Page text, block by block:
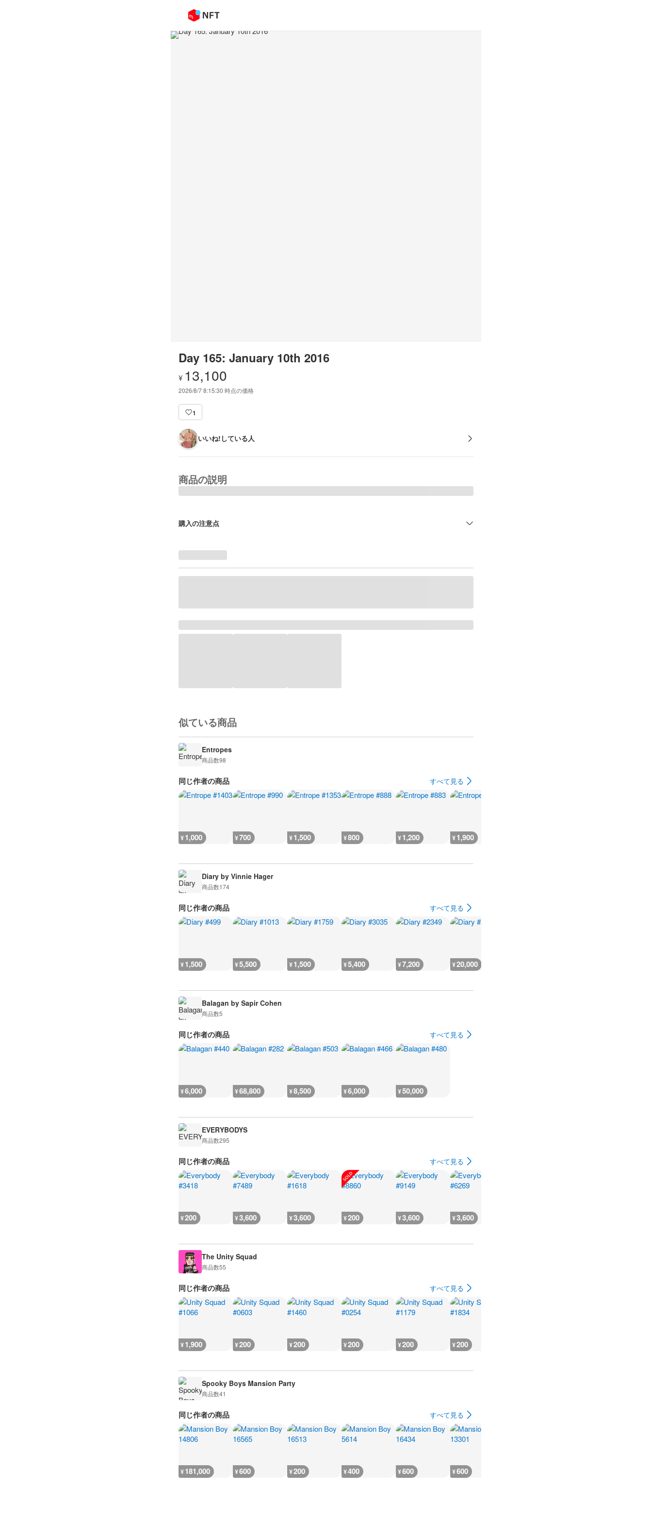
Day 165: January 10th 2016
¥ 13,100
2026/8/7 8:15:30 時点の価格
1
いいね!している人
商品の説明
購入の注意点
似ている商品
Entropes
商品数98
同じ作者の商品 すべて見る
¥1,000 ¥700 ¥1,500 ¥800 ¥1,200 ¥1,900
Diary by Vinnie Hager
商品数174
同じ作者の商品 すべて見る
¥1,500 ¥5,500 ¥1,500 ¥5,400 ¥7,200 ¥20,000
Balagan by Sapir Cohen
商品数5
同じ作者の商品 すべて見る
¥6,000 ¥68,800 ¥8,500 ¥6,000 ¥50,000
EVERYBODYS
商品数295
同じ作者の商品 すべて見る
¥200 ¥3,600 ¥3,600 ¥200 ¥3,600 ¥3,600
The Unity Squad
商品数55
同じ作者の商品 すべて見る
¥1,900 ¥200 ¥200 ¥200 ¥200 ¥200
Spooky Boys Mansion Party
商品数41
同じ作者の商品 すべて見る
¥181,000 ¥600 ¥200 ¥400 ¥600 ¥600